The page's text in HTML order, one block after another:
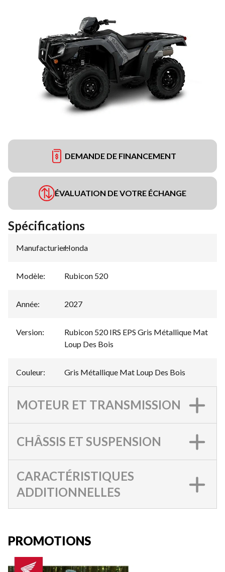
DEMANDE DE FINANCEMENT
ÉVALUATION DE VOTRE ÉCHANGE
Spécifications
Manufacturier:
Honda
Modèle: Rubicon 520
Année: 2027
Version:
Rubicon 520 IRS EPS Gris Métallique Mat
Loup Des Bois
Couleur: Gris Métallique Mat Loup Des Bois
MOTEUR ET TRANSMISSION
CHÂSSIS ET SUSPENSION
CARACTÉRISTIQUES
ADDITIONNELLES
PROMOTIONS